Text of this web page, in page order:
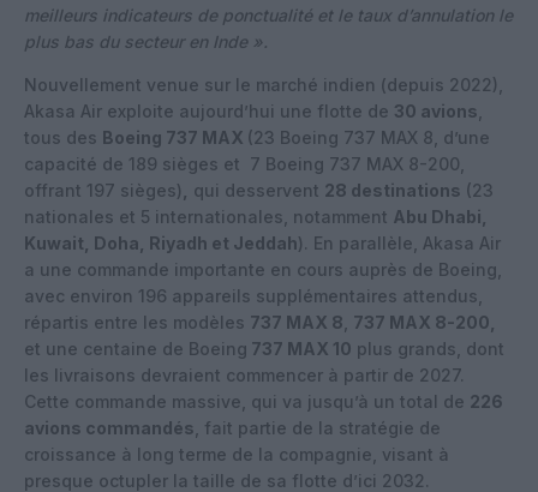
meilleurs indicateurs de ponctualité et le taux d’annulation le
plus bas du secteur en Inde ».
Nouvellement venue sur le marché indien (depuis 2022),
Akasa Air exploite aujourd’hui une flotte de 30 avions
tous des Boeing 737 MAX (23 Boeing 737 MAX 8, d’une
capacité de 189 sièges et 7 Boeing 737 MAX 8-200,
offrant 197 sièges)
qui desservent 28 destinations (23
nationales et 5 internationales, notamment Abu Dhabi,
Kuwait, Doha, Riyadh et Jeddah). En parallèle, Akasa Air
a une commande importante en cours auprès de Boeing,
avec environ 196 appareils supplémentaires attendus,
répartis entre les modèles 737 MAX 8 737 MAX 8-200,
et une centaine de Boeing 737 MAX 10 plus grands, dont
les livraisons devraient commencer à partir de 2027.
Cette commande massive, qui va jusqu’à un total de 226
avions commandés , fait partie de la stratégie de
croissance à long terme de la compagnie, visant à
presque octupler la taille de sa flotte d’ici 2032.